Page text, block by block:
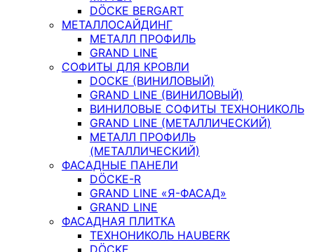
DÖCKE BERGART
МЕТАЛЛОСАЙДИНГ
МЕТАЛЛ ПРОФИЛЬ
GRAND LINE
СОФИТЫ ДЛЯ КРОВЛИ
DOCKE (ВИНИЛОВЫЙ)
GRAND LINE (ВИНИЛОВЫЙ)
ВИНИЛОВЫЕ СОФИТЫ ТЕХНОНИКОЛЬ
GRAND LINE (МЕТАЛЛИЧЕСКИЙ)
МЕТАЛЛ ПРОФИЛЬ
(МЕТАЛЛИЧЕСКИЙ)
ФАСАДНЫЕ ПАНЕЛИ
DÖCKE-R
GRAND LINE «Я-ФАСАД»
GRAND LINE
ФАСАДНАЯ ПЛИТКА
ТЕХНОНИКОЛЬ HAUBERK
DÖCKE